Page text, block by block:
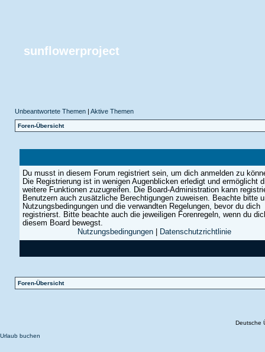
sunflowerproject
Unbeantwortete Themen| Aktive Themen
Foren-Übersicht
Du musst in diesem Forum registriert sein, um dich anmelden zu
Die Registrierung ist in wenigen Augenblicken erledigt und ermöglicht
weitere Funktionen zuzugreifen. Die Board-Administration kann
Benutzern auch zusätzliche Berechtigungen zuweisen. Beachte bitte
Nutzungsbedingungen und die verwandten Regelungen, bevor du dich
registrierst. Bitte beachte auch die jeweiligen Forenregeln, wenn du
diesem Board bewegst.
Nutzungsbedingungen
Datenschutzrichtlinie
Foren-Übersicht
Deutsche
Urlaub buchen